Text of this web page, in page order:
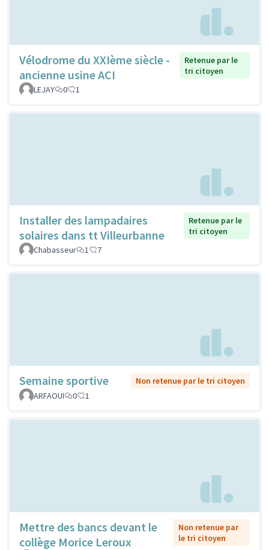
Vélodrome du XXIème siècle -
ancienne usine ACI
Retenue par le
tri citoyen
LEJAY
0 1
Installer des lampadaires
solaires dans tt Villeurbanne
Retenue par le
tri citoyen
Chabasseur
1 7
Semaine sportive
Non retenue par le tri citoyen
ARFAOUI
0 1
Mettre des bancs devant le
collège Morice Leroux
Non retenue par
le tri citoyen